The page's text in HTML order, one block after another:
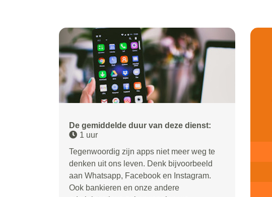
De gemiddelde duur van deze dienst:
1 uur
Tegenwoordig zijn apps niet meer weg te
denken uit ons leven. Denk bijvoorbeeld
aan Whatsapp, Facebook en Instagram.
Ook bankieren en onze andere